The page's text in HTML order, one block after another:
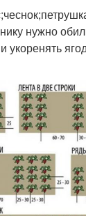
нужно
укоренять